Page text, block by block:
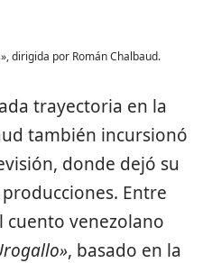
dirigida por Román Chalbaud.
trayectoria en la
también incursionó
donde dejó su
Entre
cuento venezolano
, basado en la